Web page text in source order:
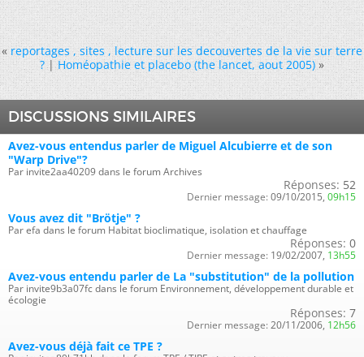
« reportages , sites , lecture sur les decouvertes de la vie sur terre
?|Homéopathie et placebo (the lancet, aout 2005) »
DISCUSSIONS SIMILAIRES
Avez-vous entendus parler de Miguel Alcubierre et de son
"Warp Drive"?
Par invite2aa40209 dans le forum Archives
Réponses: 52
Dernier message: 09/10/2015, 09h15
Vous avez dit "Brötje" ?
Par efa dans le forum Habitat bioclimatique, isolation et chauffage
Réponses: 0
Dernier message: 19/02/2007, 13h55
Avez-vous entendu parler de La "substitution" de la pollution
Par invite9b3a07fc dans le forum Environnement, développement durable et
écologie
Réponses: 7
Dernier message: 20/11/2006, 12h56
Avez-vous déjà fait ce TPE ?